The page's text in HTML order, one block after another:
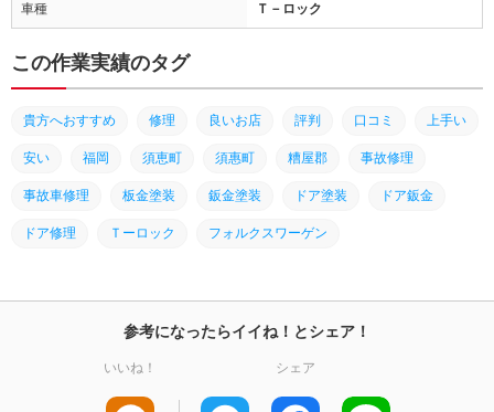
車種 Ｔ－ロック
この作業実績のタグ
貴方へおすすめ 修理 良いお店 評判 口コミ 上手い
安い 福岡 須恵町 須惠町 糟屋郡 事故修理
事故車修理 板金塗装 鈑金塗装 ドア塗装 ドア鈑金
ドア修理 Ｔーロック フォルクスワーゲン
参考になったらイイね！とシェア！
いいね！ シェア